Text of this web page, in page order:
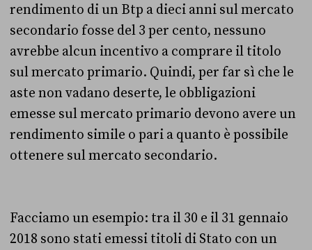
rendimento di un Btp a dieci anni sul mercato
secondario fosse del 3 per cento, nessuno
avrebbe alcun incentivo a comprare il titolo
sul mercato primario. Quindi, per far sì che le
aste non vadano deserte, le obbligazioni
emesse sul mercato primario devono avere un
rendimento simile o pari a quanto è possibile
ottenere sul mercato secondario.
Facciamo un esempio: tra il 30 e il 31 gennaio
2018 sono stati emessi titoli di Stato con un